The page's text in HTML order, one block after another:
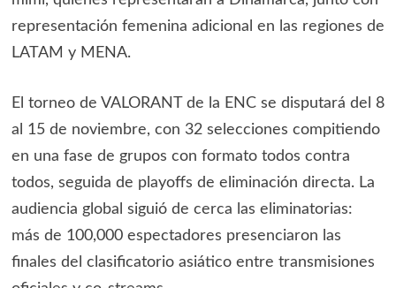
representación femenina adicional en las regiones de
LATAM y MENA.
El torneo de VALORANT de la ENC se disputará del 8
al 15 de noviembre, con 32 selecciones compitiendo
en una fase de grupos con formato todos contra
todos, seguida de playoffs de eliminación directa. La
audiencia global siguió de cerca las eliminatorias:
más de 100,000 espectadores presenciaron las
finales del clasificatorio asiático entre transmisiones